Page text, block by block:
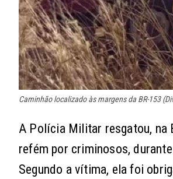
Caminhão localizado às margens da BR-153
A Polícia Militar resgatou, na
refém por criminosos,
Segundo a vítima, ela foi